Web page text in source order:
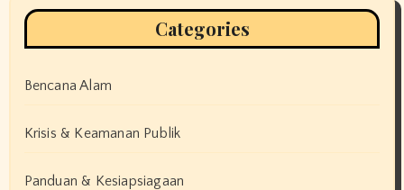
Categories
Bencana Alam
Krisis & Keamanan Publik
Panduan & Kesiapsiagaan